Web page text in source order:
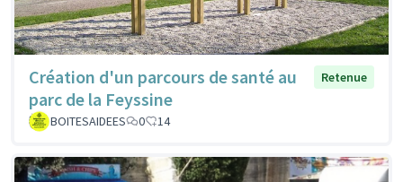
Création d'un parcours de santé au
parc de la Feyssine
Retenue
BOITESAIDEES 0 14